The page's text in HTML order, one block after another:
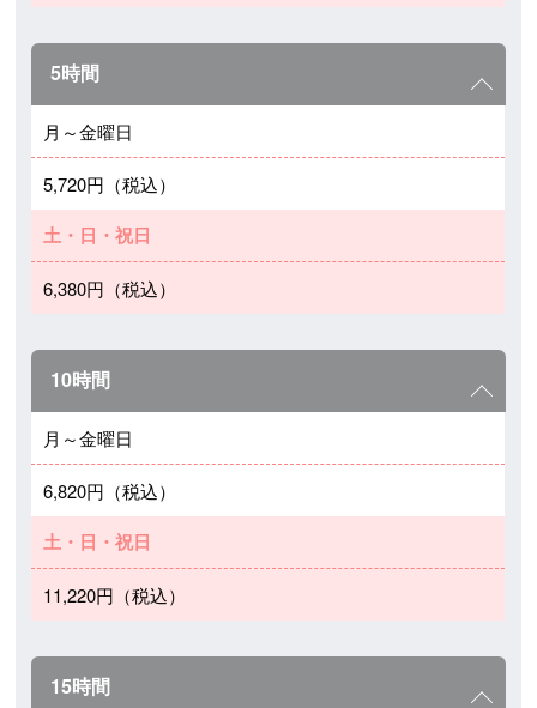
5時間
月～金曜日
5,720円（税込）
土・日・祝日
6,380円（税込）
10時間
月～金曜日
6,820円（税込）
土・日・祝日
11,220円（税込）
15時間